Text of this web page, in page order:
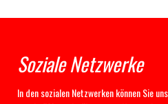
Soziale Netzwerke
In den sozialen Netzwerken können Sie